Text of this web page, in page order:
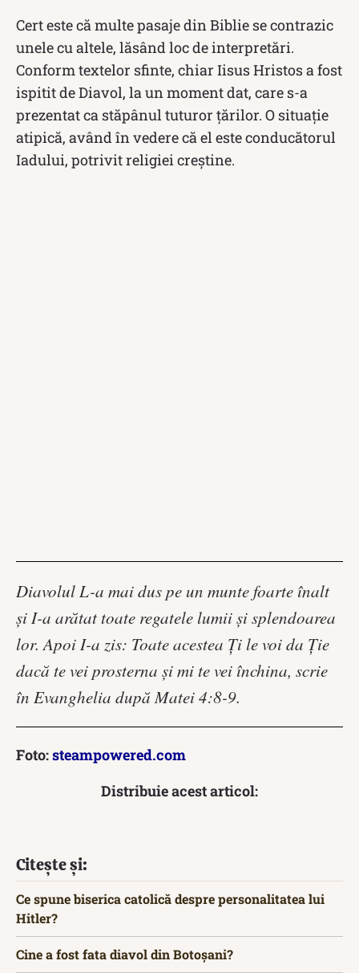
Cert este că multe pasaje din Biblie se contrazic
unele cu altele, lăsând loc de interpretări.
Conform textelor sfinte, chiar Iisus Hristos a fost
ispitit de Diavol, la un moment dat, care s-a
prezentat ca stăpânul tuturor țărilor. O situație
atipică, având în vedere că el este conducătorul
Iadului, potrivit religiei creștine.
Diavolul L-a mai dus pe un munte foarte înalt
și I-a arătat toate regatele lumii și splendoarea
lor. Apoi I-a zis: Toate acestea Ți le voi da Ție
dacă te vei prosterna și mi te vei închina, scrie
în Evanghelia după Matei 4:8-9.
Foto:steampowered.com
Distribuie acest articol:
Citește și:
Ce spune biserica catolică despre personalitatea lui
Hitler?
Cine a fost fata diavol din Botoșani?